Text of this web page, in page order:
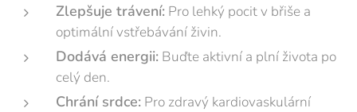
Zlepšuje trávení: Pro lehký pocit v břiše a
optimální vstřebávání živin.
Dodává energii: Buďte aktivní a plní života po
celý den.
Chrání srdce: Pro zdravý kardiovaskulární